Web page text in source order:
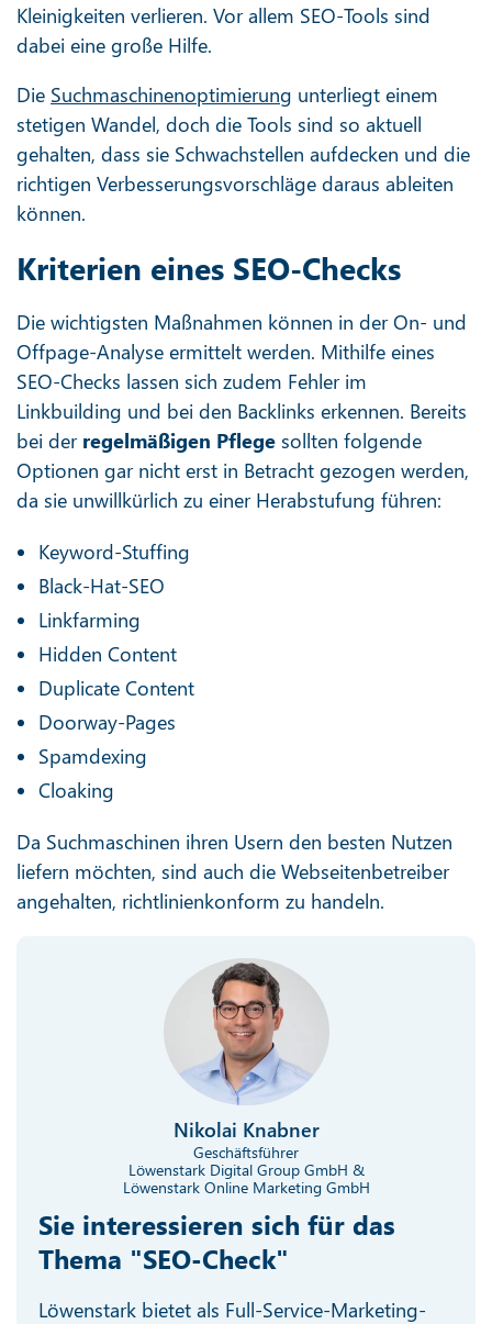
Kleinigkeiten verlieren. Vor allem SEO-Tools sind
dabei eine große Hilfe.
Die Suchmaschinenoptimierung unterliegt einem
stetigen Wandel, doch die Tools sind so aktuell
gehalten, dass sie Schwachstellen aufdecken und die
richtigen Verbesserungsvorschläge daraus ableiten
können.
Kriterien eines SEO-Checks
Die wichtigsten Maßnahmen können in der On- und
Offpage-Analyse ermittelt werden. Mithilfe eines
SEO-Checks lassen sich zudem Fehler im
Linkbuilding und bei den Backlinks erkennen. Bereits
bei der regelmäßigen Pflege sollten folgende
Optionen gar nicht erst in Betracht gezogen werden,
da sie unwillkürlich zu einer Herabstufung führen:
Keyword-Stuffing
Black-Hat-SEO
Linkfarming
Hidden Content
Duplicate Content
Doorway-Pages
Spamdexing
Cloaking
Da Suchmaschinen ihren Usern den besten Nutzen
liefern möchten, sind auch die Webseitenbetreiber
angehalten, richtlinienkonform zu handeln.
Nikolai Knabner
Geschäftsführer
Löwenstark Digital Group GmbH &
Löwenstark Online Marketing GmbH
Sie interessieren sich für das
Thema "SEO-Check"
Löwenstark bietet als Full-Service-Marketing-